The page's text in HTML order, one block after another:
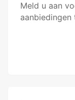
Meld u aan